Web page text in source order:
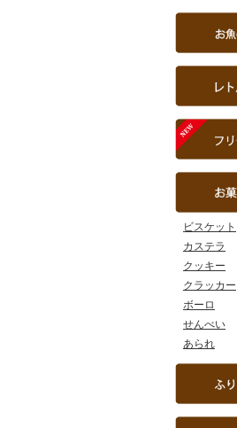
ビスケット
カステラ
クッキー
クラッカー
ボーロ
せんべい
あられ